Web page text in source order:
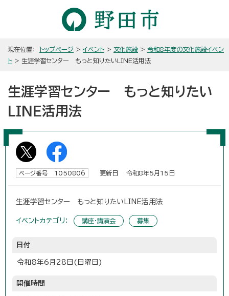
現在位置： トップページ > イベント > 文化施設 > 令和8年度の文化施設イベン
ト > 生涯学習センター もっと知りたいLINE活用法
生涯学習センター もっと知りたい
LINE活用法
ページ番号 1050806 更新日 令和8年5月15日
生涯学習センター もっと知りたいLINE活用法
イベントカテゴリ： 講座・講演会 募集
日付
令和8年6月28日(日曜日)
開催時間